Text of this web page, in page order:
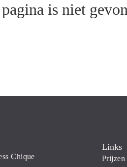
is niet
Chique
Links
Prijzen